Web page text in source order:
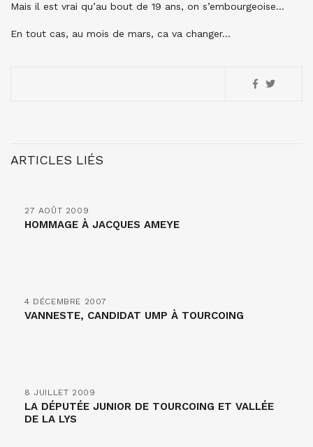
Mais il est vrai qu’au bout de 19 ans, on s’embourgeoise…
En tout cas, au mois de mars, ca va changer…
ARTICLES LIÉS
27 AOÛT 2009
HOMMAGE À JACQUES AMEYE
4 DÉCEMBRE 2007
VANNESTE, CANDIDAT UMP À TOURCOING
8 JUILLET 2009
LA DÉPUTÉE JUNIOR DE TOURCOING ET VALLÉE
DE LA LYS